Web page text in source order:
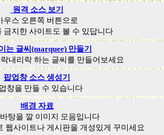
원격 소스 보기
우스 오른쪽 버튼으로
금지한 사이트도 볼 수 있답니다
는 글씨(marquee) 만들기
내리락 하는 글씨를 만들어보세요
팝업창 소스 생성기
창을 만들 수 있습니다
배경 자료
탕을 깔 이미지 모음입니다
웹사이트나 게시판을 개성있게 꾸미세요